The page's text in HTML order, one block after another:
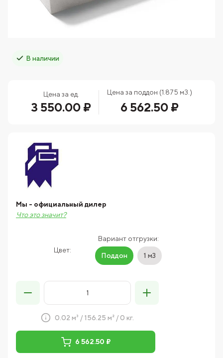
В наличии
Цена за ед.
3 550.00 ₽
Цена за поддон (1.875 м3.)
6 562.50 ₽
Цвет:
Вариант отгрузки:
Поддон 1 м3
Мы - официальный дилер
Что это значит?
0.02 м³ / 156.25 м² / 0 кг.
6 562.50 ₽